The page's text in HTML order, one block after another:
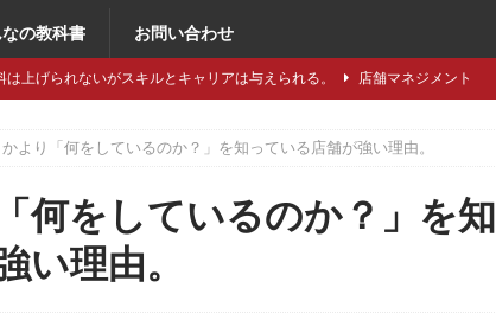
の教科書 お問い合わせ
は上げられないがスキルとキャリアは与えられる。 店舗マネジメント
交渉中に強い引き留め。どうする？ キャリア/転職
活動で大事にしたい5つのステップ キャリア/転職
upで独自性と費用削減を同時に成立させるには？
より「何をしているのか？」を知っている店舗が強い理由。
何をしているのか？」を知
い理由。